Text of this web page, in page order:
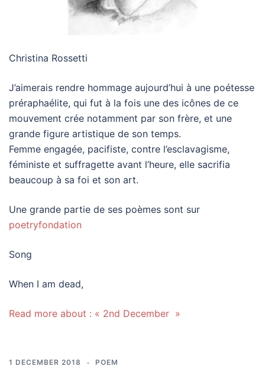
Christina Rossetti
J’aimerais rendre hommage aujourd’hui à une poétesse
préraphaélite, qui fut à la fois une des icônes de ce
mouvement crée notamment par son frère, et une
grande figure artistique de son temps.
Femme engagée, pacifiste, contre l’esclavagisme,
féministe et suffragette avant l’heure, elle sacrifia
beaucoup à sa foi et son art.
Une grande partie de ses poèmes sont sur
poetryfondation
Song
When I am dead,
Read more about : « 2nd December »
1 DECEMBER 2018 POEM